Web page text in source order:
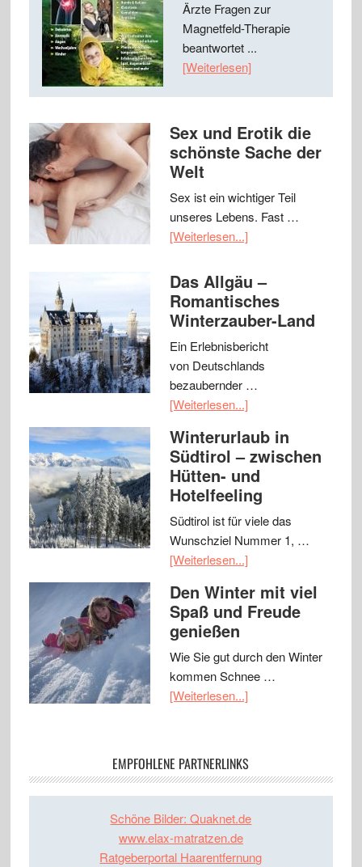
Ärzte Fragen zur
Magnetfeld-Therapie
beantwortet ...
[Weiterlesen]
Sex und Erotik die
schönste Sache der
Welt
Sex ist ein wichtiger Teil
unseres Lebens. Fast …
[Weiterlesen...]
Das Allgäu –
Romantisches
Winterzauber-Land
Ein Erlebnisbericht
von Deutschlands
bezaubernder …
[Weiterlesen...]
Winterurlaub in
Südtirol – zwischen
Hütten- und
Hotelfeeling
Südtirol ist für viele das
Wunschziel Nummer 1, …
[Weiterlesen...]
Den Winter mit viel
Spaß und Freude
genießen
Wie Sie gut durch den Winter
kommen Schnee …
[Weiterlesen...]
EMPFOHLENE PARTNERLINKS
Schöne Bilder: Quaknet.de
www.elax-matratzen.de
Ratgeberportal Haarentfernung